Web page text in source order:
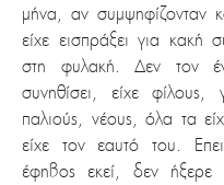
μήνα, αν συμψηφίζονταν
είχε εισπράξει για κακή
στη φυλακή. Δεν τον
συνηθίσει, είχε
παλιούς, νέους, όλα τα
είχε τον εαυτό του.
έφηβος εκεί, δεν ήξερε